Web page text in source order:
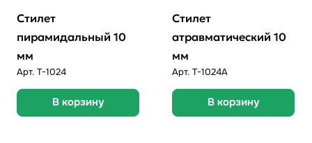
Стилет
пирамидальный 10
мм
Арт. T-1024
В корзину
Стилет
атравматический 10
мм
Арт. T-1024A
В корзину